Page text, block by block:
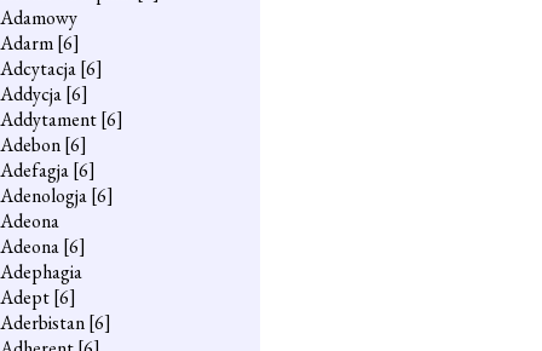
Adamowy
Adarm[6]
Adcytacja[6]
Addycja[6]
Addytament[6]
Adebon[6]
Adefagja[6]
Adenologja[6]
Adeona
Adeona[6]
Adephagia
Adept[6]
Aderbistan[6]